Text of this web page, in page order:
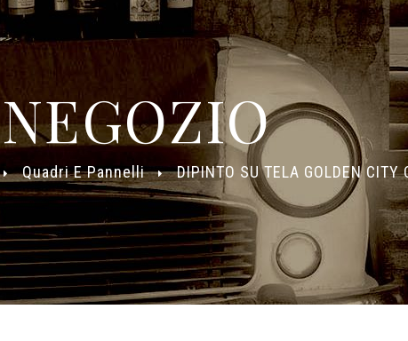
Quadri E Pannelli DIPINTO SU TELA GOLDEN
NEGOZIO